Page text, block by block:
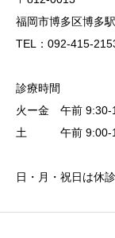
福岡市博多区博多
TEL：092-415-
診療時間
火ー金 午前
土 午前 9:00-
日・月・祝日は休